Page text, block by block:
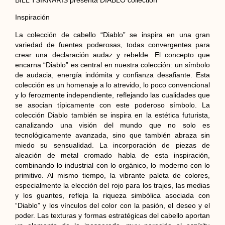
Inspiración
La colección de cabello “Diablo” se inspira en una gran
variedad de fuentes poderosas, todas convergentes para
crear una declaración audaz y rebelde. El concepto que
encarna “Diablo” es central en nuestra colección: un símbolo
de audacia, energía indómita y confianza desafiante. Esta
colección es un homenaje a lo atrevido, lo poco convencional
y lo ferozmente independiente, reflejando las cualidades que
se asocian típicamente con este poderoso símbolo. La
colección Diablo también se inspira en la estética futurista,
canalizando una visión del mundo que no solo es
tecnológicamente avanzada, sino que también abraza sin
miedo su sensualidad. La incorporación de piezas de
aleación de metal cromado habla de esta inspiración,
combinando lo industrial con lo orgánico, lo moderno con lo
primitivo. Al mismo tiempo, la vibrante paleta de colores,
especialmente la elección del rojo para los trajes, las medias
y los guantes, refleja la riqueza simbólica asociada con
“Diablo” y los vínculos del color con la pasión, el deseo y el
poder. Las texturas y formas estratégicas del cabello aportan